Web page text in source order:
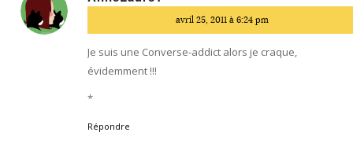
:
avril 25, 2011 à 6:24 pm
Je suis une Converse-addict alors je craque,
évidemment !!!
*
Répondre